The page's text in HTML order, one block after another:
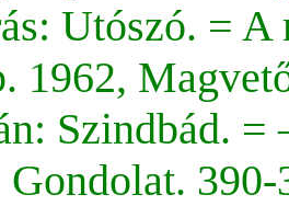
Utószó. =
1962,
Szindbád. =
Gondolat.